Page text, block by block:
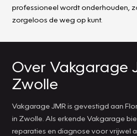
professioneel wordt onderhouden,
zorgeloos de weg op kunt.
Over Vakgarage
Zwolle
Vakgarage JMR is gevestigd aan
in Zwolle. Als erkende Vakgarage
reparaties en diagnose voor vrijwel